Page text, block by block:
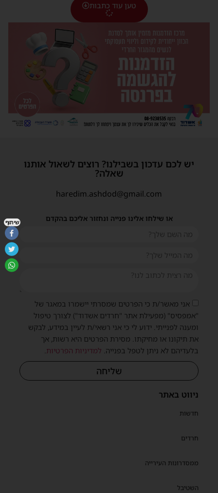
טען עוד כתבות
ניווט באתר
חדשות
חרדים
ממסדרונות העירייה
השטיבל
יש לכם עדכון בשבילנו? רוצים לשאול אותנו
שאלה?
haredim.ashdod@gmail.com
או שילחו אלינו פנייה ונחזור אליכם בהקדם
אני מאשר/ת כי הפרטים שמסרתי יישמרו במאגר של
"אמפסיס" (מפעילת אתר "חרדים אשדוד") לצורך טיפול
ומענה לפנייתי. ידוע לי כי אני רשאי/ת לעיין במידע, לבקש
את תיקונו או מחיקתו. מסירת הפרטים היא רשות, אך
בלעדיהם לא ניתן לטפל בפנייה. למדיניות הפרטיות
שליחה
שיתוף